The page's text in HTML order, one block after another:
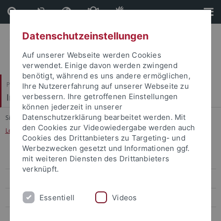
Direkt
zum
Inhalt
Direkt
zur
Fußleiste
Philosophische Fakultät
Institut für Medienwissenschaft
Sie sind hier: Startseite
...
Lehrstuhl für Audiovisuelle Medien, Film und Fernsehen
Lehrstuhl für Audiovisuelle Medien, Film und Fernsehen
Forschung
Datenschutzeinstellungen
Auf unserer Webseite werden Cookies
verwendet. Einige davon werden zwingend
benötigt, während es uns andere ermöglichen,
Ihre Nutzererfahrung auf unserer Webseite zu
verbessern. Ihre getroffenen Einstellungen
können jederzeit in unserer
Datenschutzerklärung bearbeitet werden. Mit
den Cookies zur Videowiedergabe werden auch
Cookies des Drittanbieters zu Targeting- und
Werbezwecken gesetzt und Informationen ggf.
mit weiteren Diensten des Drittanbieters
verknüpft.
Essentiell Videos